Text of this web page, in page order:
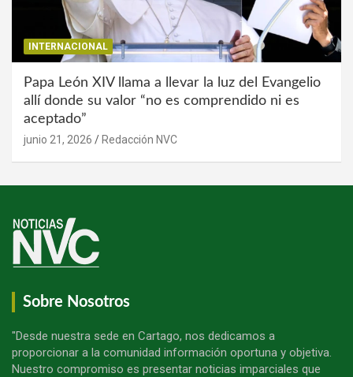
INTERNACIONAL
Papa León XIV llama a llevar la luz del Evangelio
allí donde su valor “no es comprendido ni es
aceptado”
junio 21, 2026 Redacción NVC
Sobre Nosotros
"Desde nuestra sede en Cartago, nos dedicamos a
proporcionar a la comunidad información oportuna y objetiva.
Nuestro compromiso es presentar noticias imparciales que